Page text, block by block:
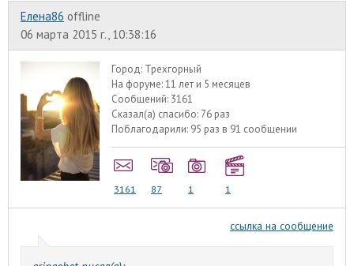
Елена86 offline
06 марта 2015 г., 10:38:16
Город: Трехгорный
На форуме:11 лет и 5 месяцев
Сообщений: 3161
Сказал(а) спасибо: 76 раз
Поблагодарили: 95 раз в 91 сообщении
3161 87 1 1
ссылка на сообщение